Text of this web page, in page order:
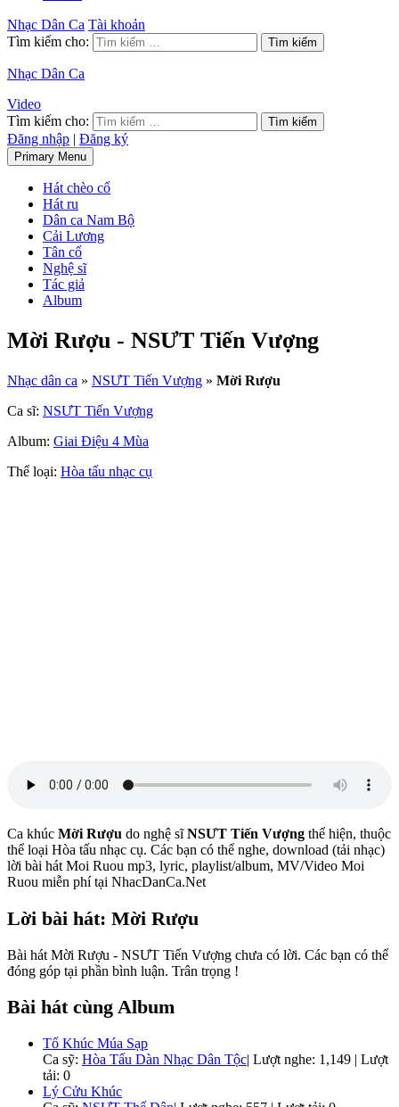
Nhạc Dân Ca Tài khoản
Tìm kiếm cho:
Nhạc Dân Ca
Video
Tìm kiếm cho:
Đăng nhập | Đăng ký
Primary Menu
Hát chèo cổ
Hát ru
Dân ca Nam Bộ
Cải Lương
Tân cổ
Nghệ sĩ
Tác giả
Album
Mời Rượu - NSƯT Tiến Vượng
Nhạc dân ca » NSƯT Tiến Vượng » Mời Rượu
Ca sĩ: NSƯT Tiến Vượng
Album: Giai Điệu 4 Mùa
Thể loại: Hòa tấu nhạc cụ
Ca khúc Mời Rượu do nghệ sĩNSƯT Tiến Vượng thể hiện, thuộc
thể loại Hòa tấu nhạc cụ. Các bạn có thể nghe, download (tải nhạc)
lời bài hát Moi Ruou mp3, lyric, playlist/album, MV/Video Moi
Ruou miễn phí tại NhacDanCa.Net
Lời bài hát: Mời Rượu
Bài hát Mời Rượu - NSƯT Tiến Vượng chưa có lời. Các bạn có thể
đóng góp tại phần bình luận. Trân trọng !
Bài hát cùng Album
Tổ Khúc Múa Sạp
Ca sỹ: Hòa Tấu Dàn Nhạc Dân Tộc| Lượt nghe: 1,149 | Lượt
tải: 0
Lý Cửu Khúc